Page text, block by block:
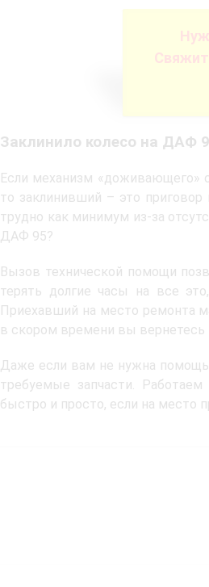
Заклинило колесо на ДАФ
Если механизм «доживающего»
то заклинивший – это
трудно как минимум из-за
ДАФ 95?
Вызов технической помощи
терять долгие часы на все
Приехавший на место ремонта
в скором времени вы вернетесь
Даже если вам не нужна помощь
требуемые запчасти.
быстро и просто, если на место